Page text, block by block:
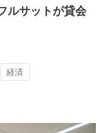
ルサットが貸会
経済